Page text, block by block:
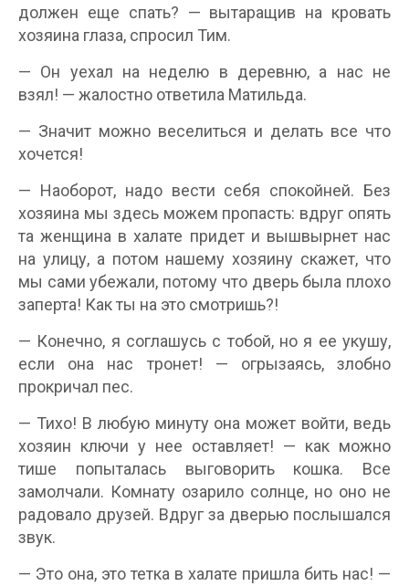
должен еще спать? — вытаращив на кровать
хозяина глаза, спросил Тим.
— Он уехал на неделю в деревню, а нас не
взял! — жалостно ответила Матильда.
— Значит можно веселиться и делать все что
хочется!
— Наоборот, надо вести себя спокойней. Без
хозяина мы здесь можем пропасть: вдруг опять
та женщина в халате придет и вышвырнет нас
на улицу, а потом нашему хозяину скажет, что
мы сами убежали, потому что дверь была плохо
заперта! Как ты на это смотришь?!
— Конечно, я соглашусь с тобой, но я ее укушу,
если она нас тронет! — огрызаясь, злобно
прокричал пес.
— Тихо! В любую минуту она может войти, ведь
хозяин ключи у нее оставляет! — как можно
тише попыталась выговорить кошка. Все
замолчали. Комнату озарило солнце, но оно не
радовало друзей. Вдруг за дверью послышался
звук.
— Это она, это тетка в халате пришла бить нас! —